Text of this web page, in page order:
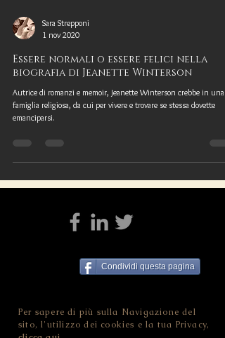
1 nov 2020
Essere normali o essere felici nella
biografia di Jeanette Winterson
Autrice di romanzi e memoir, Jeanette Winterson crebbe in una
famiglia religiosa, da cui per vivere e trovare se stessa dovette
emanciparsi.
Per sapere di più sulla Navigazione del